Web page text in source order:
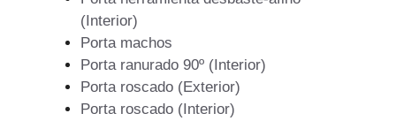
(Interior)
Porta machos
Porta ranurado 90º (Interior)
Porta roscado (Exterior)
Porta roscado (Interior)